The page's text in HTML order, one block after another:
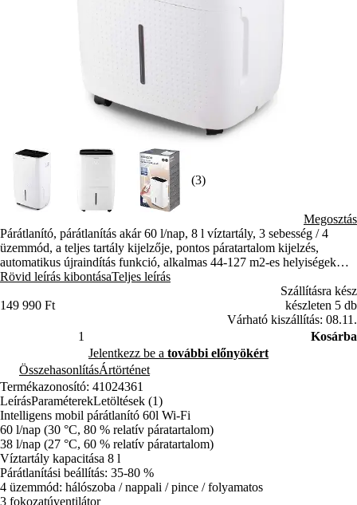
(3)
Megosztás
Párátlanító, párátlanítás akár 60 l/nap, 8 l víztartály, 3 sebesség / 4
üzemmód, a teljes tartály kijelzője, pontos páratartalom kijelzés,
automatikus újraindítás funkció, alkalmas 44-127 m2-es helyiségek
számára.
Rövid leírás kibontásaTeljes leírás
149 990 Ft
Szállításra kész
készleten 5 db
Várható kiszállítás: 08.11.
Kosárba
Jelentkezz be a további előnyökért
ÖsszehasonlításÁrtörténet
Termékazonosító: 41024361
LeírásParaméterekLetöltések (1)
Intelligens mobil párátlanító 60l Wi-Fi
60 l/nap (30 °C, 80 % relatív páratartalom)
38 l/nap (27 °C, 60 % relatív páratartalom)
Víztartály kapacitása 8 l
Párátlanítási beállítás: 35-80 %
4 üzemmód: hálószoba / nappali / pince / folyamatos
3 fokozatúventilátor